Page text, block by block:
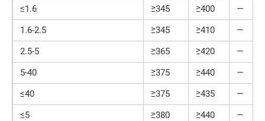
≤1.6
≥345 ≥400
—
1.6-2.5
≥345 ≥410
—
2.5-5
≥365 ≥420
—
5-40
≥375 ≥440
—
≤40
≥375 ≥435
—
≤5
≥380 ≥440
—